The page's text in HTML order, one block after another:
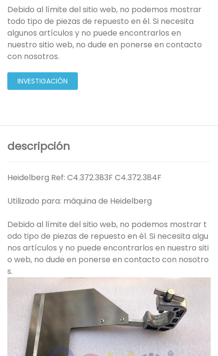
Debido al límite del sitio web, no podemos mostrar
todo tipo de piezas de repuesto en él. Si necesita
algunos artículos y no puede encontrarlos en
nuestro sitio web, no dude en ponerse en contacto
con nosotros.
INVESTIGACIÓN
descripción
Heidelberg Ref: C4.372.383F C4.372.384F
Utilizado para: máquina de Heidelberg
Debido al límite del sitio web, no podemos mostrar t
odo tipo de piezas de repuesto en él. Si necesita algu
nos artículos y no puede encontrarlos en nuestro siti
o web, no dude en ponerse en contacto con nosotro
s.